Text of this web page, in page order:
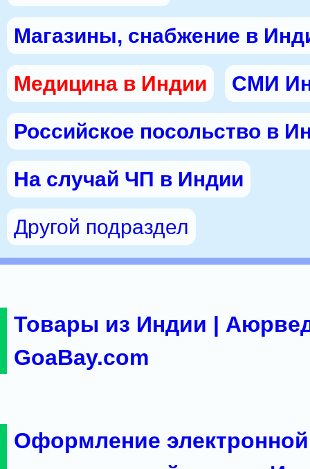
Магазины, снабжение в
Медицина в Индии СМИ
Российское посольство в
На случай ЧП в Индии
Другой подраздел
Товары из Индии |
GoaBay.com
Оформление электронной